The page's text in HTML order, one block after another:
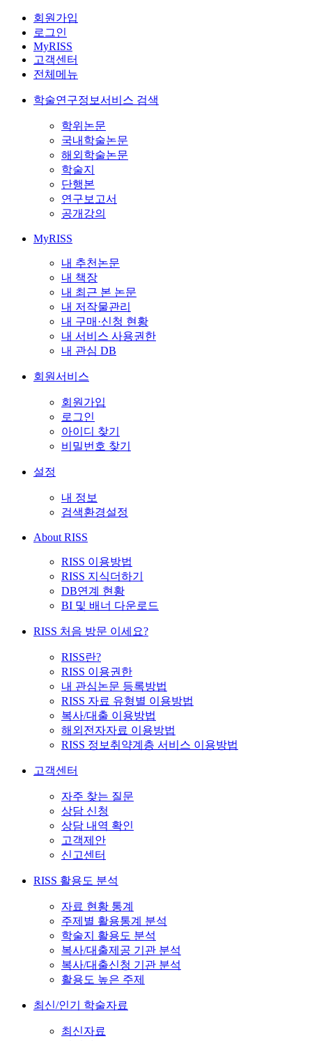
회원가입
로그인
MyRISS
고객센터
전체메뉴
학술연구정보서비스 검색
학위논문
국내학술논문
해외학술논문
학술지
단행본
연구보고서
공개강의
MyRISS
내 추천논문
내 책장
내 최근 본 논문
내 저작물관리
내 구매·신청 현황
내 서비스 사용권한
내 관심 DB
회원서비스
회원가입
로그인
아이디 찾기
비밀번호 찾기
설정
내 정보
검색환경설정
About RISS
RISS 이용방법
RISS 지식더하기
DB연계 현황
BI 및 배너 다운로드
RISS 처음 방문 이세요?
RISS란?
RISS 이용권한
내 관심논문 등록방법
RISS 자료 유형별 이용방법
복사/대출 이용방법
해외전자자료 이용방법
RISS 정보취약계층 서비스 이용방법
고객센터
자주 찾는 질문
상담 신청
상담 내역 확인
고객제안
신고센터
RISS 활용도 분석
자료 현황 통계
주제별 활용통계 분석
학술지 활용도 분석
복사/대출제공 기관 분석
복사/대출신청 기관 분석
활용도 높은 주제
최신/인기 학술자료
최신자료